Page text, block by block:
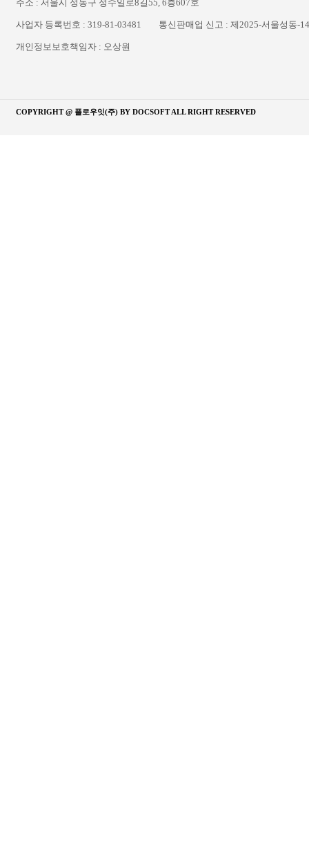
주소 : 서울시 성동구 성수일로8길55, 6층607호
사업자 등록번호 : 319-81-03481 통신판매업 신고 : 제2025-서울성동-
개인정보보호책임자 : 오상원
COPYRIGHT @ 플로우잇(주) BY DOCSOFTALL RIGHT RESERVED